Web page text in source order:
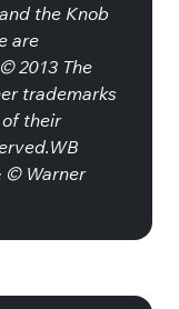
the Knob
are
2013 The
trademarks
their
© Warner